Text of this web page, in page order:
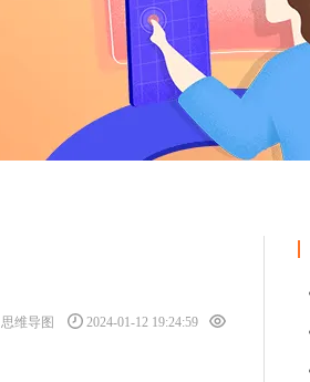
思维导图 2024-01-12 19:24:59